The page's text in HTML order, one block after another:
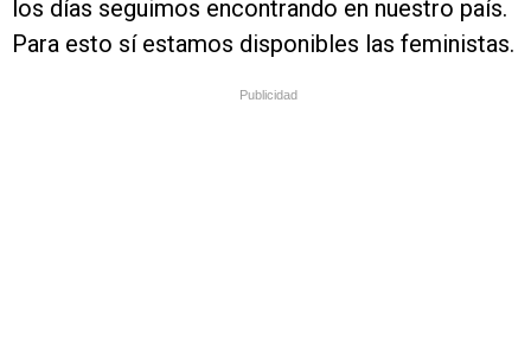
los días seguimos encontrando en nuestro país.
Para esto sí estamos disponibles las feministas.
Publicidad